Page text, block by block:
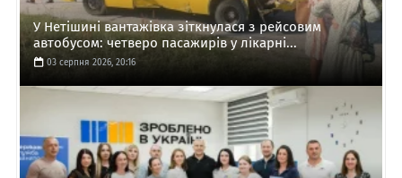
У Нетішині вантажівка зіткнулася з рейсовим
автобусом: четверо пасажирів у лікарні...
03 серпня 2026, 20:16